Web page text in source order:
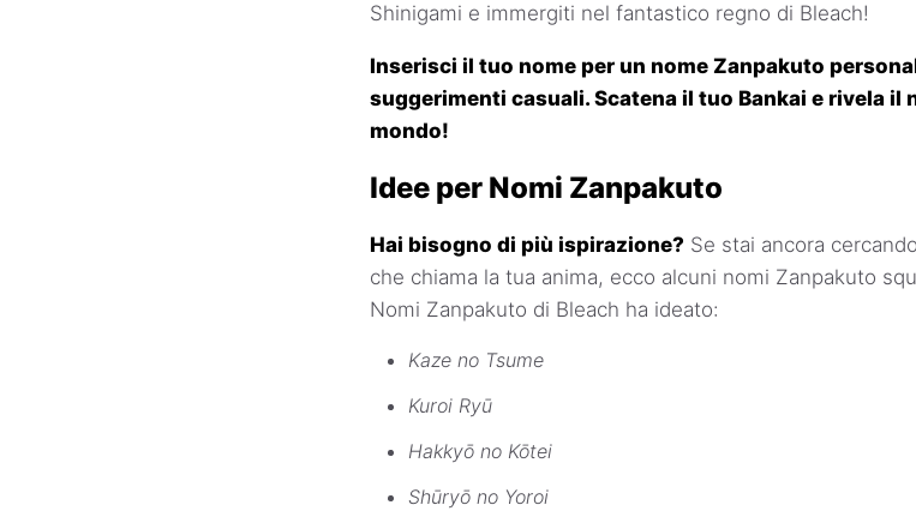
Shinigami e immergiti nel fantastico regno di Bleach!
Inserisci il tuo nome per un nome Zanpakuto
suggerimenti casuali. Scatena il tuo Bankai e rivela il
mondo!
Idee per Nomi Zanpakuto
Hai bisogno di più ispirazione? Se stai ancora
che chiama la tua anima, ecco alcuni nomi Zanpakuto
Nomi Zanpakuto di Bleach ha ideato:
Kaze no Tsume
Kuroi Ryū
Hakkyō no Kōtei
Shūryō no Yoroi